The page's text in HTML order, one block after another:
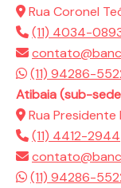
Rua Coronel
(11) 4034-
(11) 94286-
Atibaia (sub-
Rua Presidente
(11) 4412-2944
(11) 94286-